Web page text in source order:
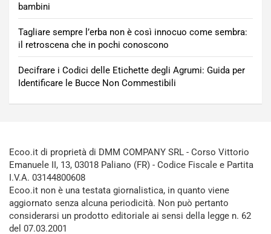
bambini
Tagliare sempre l’erba non è così innocuo come sembra:
il retroscena che in pochi conoscono
Decifrare i Codici delle Etichette degli Agrumi: Guida per
Identificare le Bucce Non Commestibili
Ecoo.it di proprietà di DMM COMPANY SRL - Corso Vittorio
Emanuele II, 13, 03018 Paliano (FR) - Codice Fiscale e Partita
I.V.A. 03144800608
Ecoo.it non è una testata giornalistica, in quanto viene
aggiornato senza alcuna periodicità. Non può pertanto
considerarsi un prodotto editoriale ai sensi della legge n. 62
del 07.03.2001